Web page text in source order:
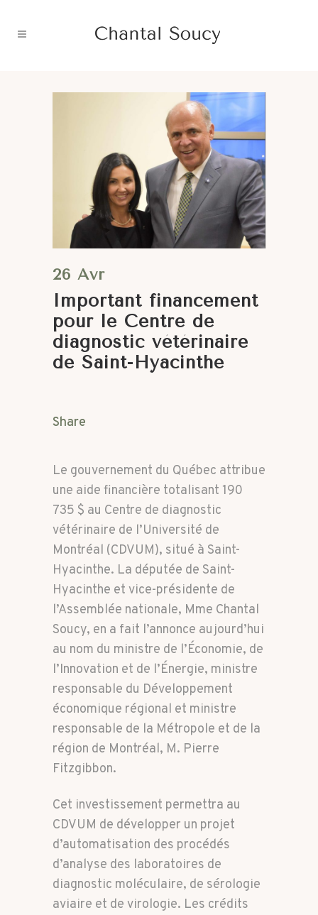
26 Avr
Important financement
pour le Centre de
diagnostic vétérinaire
de Saint-Hyacinthe
Share
Le gouvernement du Québec attribue
une aide financière totalisant 190
735 $ au Centre de diagnostic
vétérinaire de l’Université de
Montréal (CDVUM), situé à Saint-
Hyacinthe. La députée de Saint-
Hyacinthe et vice-présidente de
l’Assemblée nationale, Mme Chantal
Soucy, en a fait l’annonce aujourd’hui
au nom du ministre de l’Économie, de
l’Innovation et de l’Énergie, ministre
responsable du Développement
économique régional et ministre
responsable de la Métropole et de la
région de Montréal, M. Pierre
Fitzgibbon.
Cet investissement permettra au
CDVUM de développer un projet
d’automatisation des procédés
d’analyse des laboratoires de
diagnostic moléculaire, de sérologie
aviaire et de virologie. Les crédits